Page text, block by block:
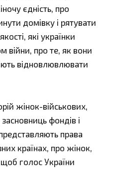
єдність, про
домівку і рятувати
які українки
війни, про те, як вони
відновлювлювати
жінок-військових,
фондів і
права
країнах, про жінок,
щоб голос України